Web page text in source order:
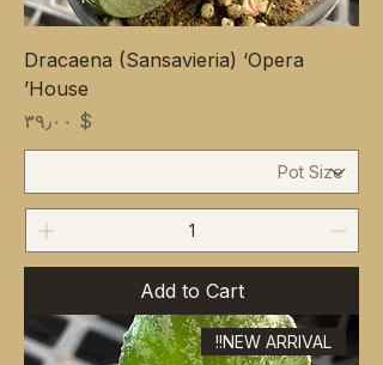
Dracaena (Sansavieria) ‘Opera
House’
Price
$ ۳۹٫۰۰
Add to Cart
NEW ARRIVAL!!